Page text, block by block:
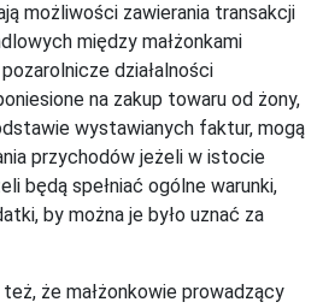
możliwości zawierania transakcji
między małżonkami
działalności
na zakup towaru od żony,
wystawianych faktur, mogą
przychodów jeżeli w istocie
będą spełniać ogólne warunki,
by można je było uznać za
że małżonkowie prowadzący